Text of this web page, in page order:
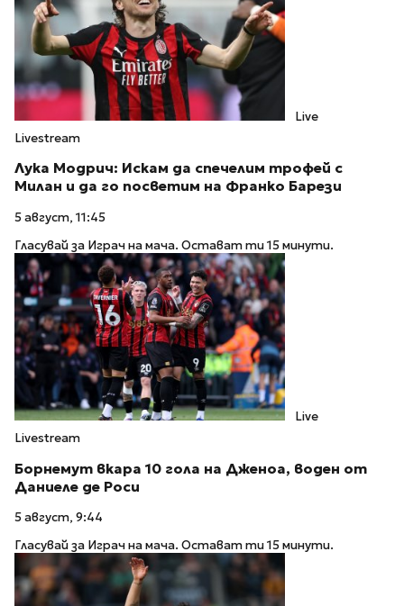
Live
Livestream
Лука Модрич: Искам да спечелим трофей с
Милан и да го посветим на Франко Барези
5 август, 11:45
Гласувай за Играч на мача. Остават ти 15 минути.
Live
Livestream
Борнемут вкара 10 гола на Дженоа, воден от
Даниеле де Роси
5 август, 9:44
Гласувай за Играч на мача. Остават ти 15 минути.